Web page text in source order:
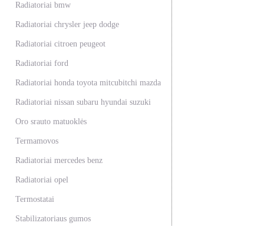
Radiatoriai bmw
Radiatoriai chrysler jeep dodge
Radiatoriai citroen peugeot
Radiatoriai ford
Radiatoriai honda toyota mitcubitchi mazda
Radiatoriai nissan subaru hyundai suzuki
Oro srauto matuoklės
Termamovos
Radiatoriai mercedes benz
Radiatoriai opel
Termostatai
Stabilizatoriaus gumos